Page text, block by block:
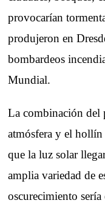
provocarían
produjeron en
bombardeos
Mundial.
La combinación del
atmósfera y el hollín
que la luz solar
amplia variedad de
oscurecimiento